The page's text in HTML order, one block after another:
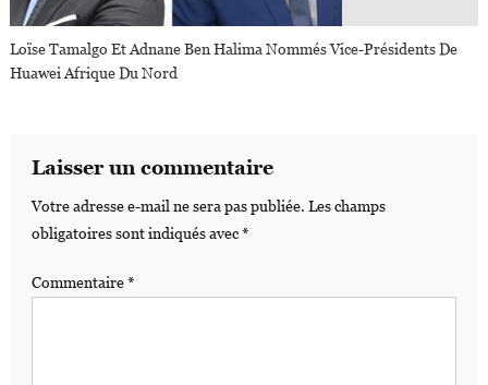
Loïse Tamalgo Et Adnane Ben Halima Nommés Vice-Présidents De
Huawei Afrique Du Nord
Laisser un commentaire
Votre adresse e-mail ne sera pas publiée. Les champs
obligatoires sont indiqués avec*
Commentaire*